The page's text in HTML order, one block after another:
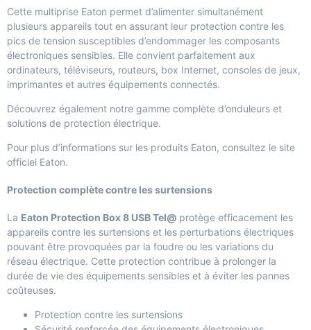
Cette multiprise Eaton permet d’alimenter simultanément
plusieurs appareils tout en assurant leur protection contre les
pics de tension susceptibles d’endommager les composants
électroniques sensibles. Elle convient parfaitement aux
ordinateurs, téléviseurs, routeurs, box Internet, consoles de jeux,
imprimantes et autres équipements connectés.
Découvrez également notre gamme complète d’onduleurs et
solutions de protection électrique.
Pour plus d’informations sur les produits Eaton, consultez le site
officiel Eaton.
Protection complète contre les surtensions
La Eaton Protection Box 8 USB Tel@ protège efficacement les
appareils contre les surtensions et les perturbations électriques
pouvant être provoquées par la foudre ou les variations du
réseau électrique. Cette protection contribue à prolonger la
durée de vie des équipements sensibles et à éviter les pannes
coûteuses.
Protection contre les surtensions